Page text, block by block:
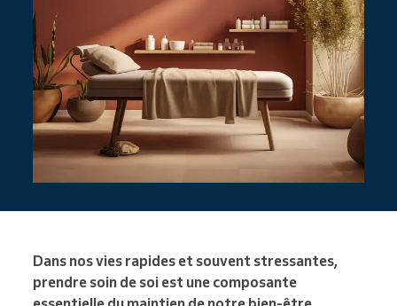
Dans nos vies rapides et souvent stressantes,
prendre soin de soi est une composante